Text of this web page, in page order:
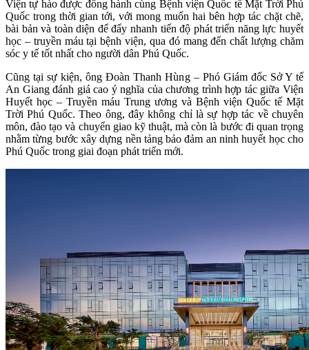
Viện tự hào được đồng hành cùng Bệnh viện Quốc tế Mặt Trời Phú
Quốc trong thời gian tới, với mong muốn hai bên hợp tác chặt chẽ,
bài bản và toàn diện để đẩy nhanh tiến độ phát triển năng lực huyết
học – truyền máu tại bệnh viện, qua đó mang đến chất lượng chăm
sóc y tế tốt nhất cho người dân Phú Quốc.
Cũng tại sự kiện, ông Đoàn Thanh Hùng – Phó Giám đốc Sở Y tế
An Giang đánh giá cao ý nghĩa của chương trình hợp tác giữa Viện
Huyết học – Truyền máu Trung ương và Bệnh viện Quốc tế Mặt
Trời Phú Quốc. Theo ông, đây không chỉ là sự hợp tác về chuyên
môn, đào tạo và chuyển giao kỹ thuật, mà còn là bước đi quan trọng
nhằm từng bước xây dựng nền tảng bảo đảm an ninh huyết học cho
Phú Quốc trong giai đoạn phát triển mới.